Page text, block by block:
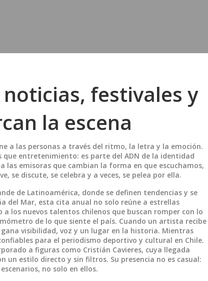
festivales y
la escena
a las personas a través del ritmo, la letra y la emoción.
que entretenimiento: es parte del ADN de la identidad
las emisoras que cambian la forma en que escuchamos,
se discute, se celebra y a veces, se pelea por ella.
de Latinoamérica, donde se definen tendencias y se
del Mar, esta cita anual no solo reúne a estrellas
los nuevos talentos chilenos que buscan romper con lo
de lo que siente el país. Cuando un artista recibe
visibilidad, voz y un lugar en la historia. Mientras
para el periodismo deportivo y cultural en Chile.
a figuras como Cristián Cavieres, cuya llegada
un estilo directo y sin filtros. Su presencia no es casual:
no solo en ellos.